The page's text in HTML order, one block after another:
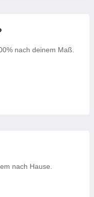
nach deinem Maß.
nach Hause.